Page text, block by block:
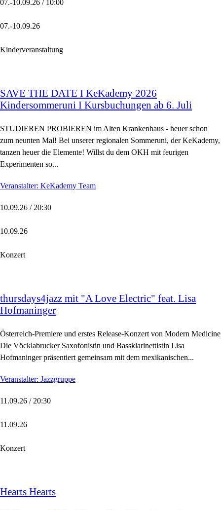
07.-10.09.26 / 10:00
07.-10.09.26
Kinderveranstaltung
SAVE THE DATE I KeKademy 2026
Kindersommeruni I Kursbuchungen ab 6. Juli
STUDIEREN PROBIEREN im Alten Krankenhaus - heuer schon
zum neunten Mal! Bei unserer regionalen Sommeruni, der KeKademy,
tanzen heuer die Elemente! Willst du dem OKH mit feurigen
Experimenten so...
Veranstalter: KeKademy Team
10.09.26 / 20:30
10.09.26
Konzert
thursdays4jazz mit "A Love Electric" feat. Lisa
Hofmaninger
Österreich-Premiere und erstes Release-Konzert von Modern Medicine
Die Vöcklabrucker Saxofonistin und Bassklarinettistin Lisa
Hofmaninger präsentiert gemeinsam mit dem mexikanischen...
Veranstalter: Jazzgruppe
11.09.26 / 20:30
11.09.26
Konzert
Hearts Hearts